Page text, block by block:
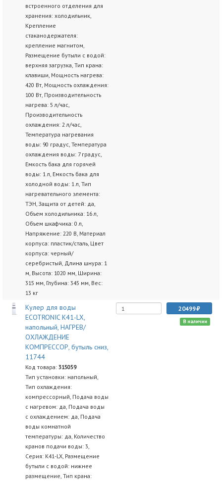
встроенного отделения для
хранения: холодильник,
Крепление
стаканодержателя:
крепление магнитом,
Размещение бутыли с водой:
верхняя загрузка, Тип крана:
клавиши, Мощность нагрева:
420 Вт, Мощность охлаждения:
100 Вт, Производительность
нагрева: 5 л/час,
Производительность
охлаждения: 2 л/час,
Температура нагревания
воды: 90 градус, Температура
охлаждения воды: 7 градус,
Емкость бака для горячей
воды: 1 л, Емкость бака для
холодной воды: 1 л, Тип
нагревательного элемента:
ТЭН, Защита от детей: да,
Объем холодильника: 16 л,
Объем шкафчика: 0 л,
Напряжение: 220 В, Материал
корпуса: пластик/сталь, Цвет
корпуса: черный/
серебристый, Длина шнура: 1
м, Высота: 1020 мм, Ширина:
315 мм, Глубина: 345 мм, Вес:
13 кг
Кулер для воды
ECOTRONIC K41-LX,
напольный, НАГРЕВ/
ОХЛАЖДЕНИЕ
КОМПРЕССОР, бутыль сниз,
11744
Код товара: 315059
Тип установки: напольный,
Тип охлаждения:
компрессорный, Подача воды
с нагревом: да, Подача воды
с охлаждением: да, Подача
воды комнатной
температуры: да, Количество
кранов подачи воды: 3,
Серия: K41-LX, Размещение
бутыли с водой: нижнее
размещение, Тип крана:
20499
В наличии